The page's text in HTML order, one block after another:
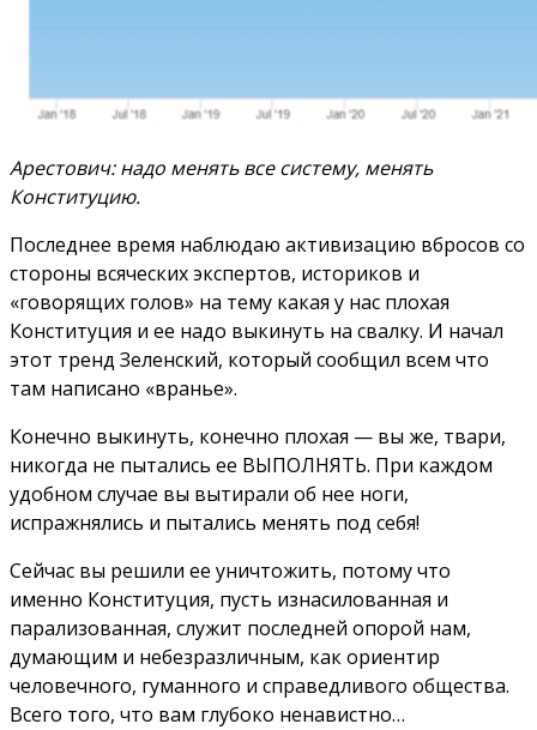
Арестович: надо менять все систему, менять
Конституцию.
Последнее время наблюдаю активизацию вбросов со
стороны всяческих экспертов, историков и
«говорящих голов» на тему какая у нас плохая
Конституция и ее надо выкинуть на свалку. И начал
этот тренд Зеленский, который сообщил всем что
там написано «вранье».
Конечно выкинуть, конечно плохая — вы же, твари,
никогда не пытались ее ВЫПОЛНЯТЬ. При каждом
удобном случае вы вытирали об нее ноги,
испражнялись и пытались менять под себя!
Сейчас вы решили ее уничтожить, потому что
именно Конституция, пусть изнасилованная и
парализованная, служит последней опорой нам,
думающим и небезразличным, как ориентир
человечного, гуманного и справедливого общества.
Всего того, что вам глубоко ненавистно…